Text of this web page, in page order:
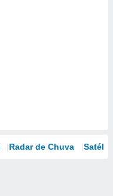
Radar de Chuva